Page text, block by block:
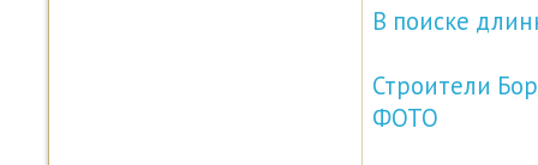
В поиске
Строители
ФОТО